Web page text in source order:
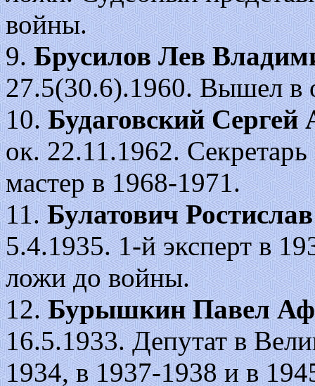
войны.
9.Брусилов Лев
27.5(30.6).1960. Вышел в
10.Будаговский Сергей
ок. 22.11.1962.
мастер в 1968-1971.
11.Булатович
5.4.1935. 1-й эксперт в
ложи до войны.
12.Бурышкин Павел
16.5.1933. Депутат в
1934, в 1937-1938 и в